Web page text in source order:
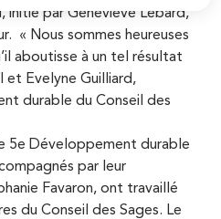
par Geneviève Lebard,
« Nous sommes heureuses
aboutisse à un tel résultat
et Evelyne Guilliard,
durable du Conseil des
5e Développement durable
par leur
Favaron, ont travaillé
du Conseil des Sages. Le